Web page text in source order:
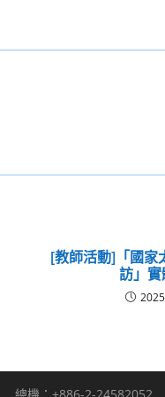
[教師活動]「國家
訪」